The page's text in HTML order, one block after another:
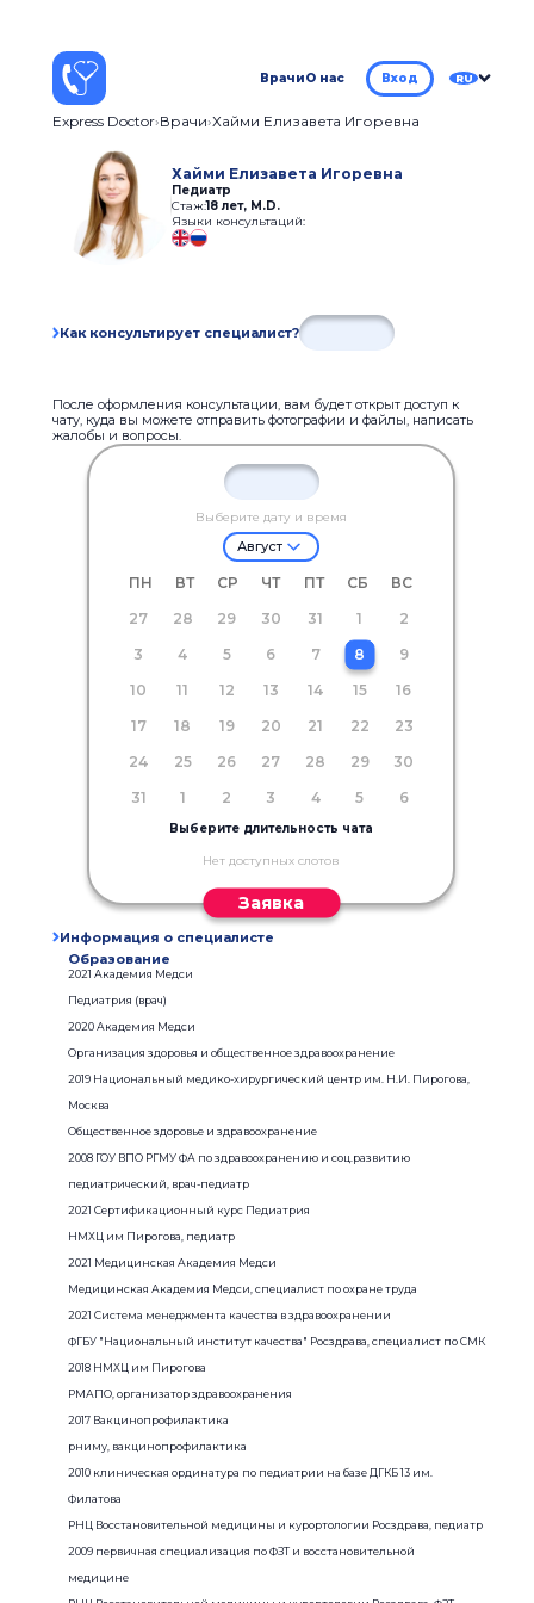
ВрачиО нас Вход RU
Express Doctor Врачи Хайми Елизавета Игоревна
Хайми Елизавета Игоревна
Педиатр
Стаж:18 лет, М.D.
Языки консультаций:
Как консультирует специалист?
После оформления консультации, вам будет открыт доступ к
чату, куда вы можете отправить фотографии и файлы, написать
жалобы и вопросы.
Выберите дату и время
Август
ПН ВТ СР ЧТ ПТ СБ
ВС
27
28 29 30 31 1
2
3
4 5 6 7 8
9
10
11 12 13 14 15
16
17
18 19 20 21 22
23
24
25 26 27 28 29
30
31
1 2 3 4 5 6
Выберите длительность чата
Нет доступных слотов
Заявка
Информация о специалисте
Образование
2021 Академия Медси
Педиатрия (врач)
2020 Академия Медси
Организация здоровья и общественное здравоохранение
2019 Национальный медико-хирургический центр им. Н.И. Пирогова,
Москва
Общественное здоровье и здравоохранение
2008 ГОУ ВПО РГМУ ФА по здравоохранению и соц.развитию
педиатрический, врач-педиатр
2021 Сертификационный курс Педиатрия
НМХЦ им Пирогова, педиатр
2021 Медицинская Академия Медси
Медицинская Академия Медси, специалист по охране труда
2021 Система менеджмента качества в здравоохранении
ФГБУ "Национальный институт качества" Росздрава, специалист по СМК
2018 НМХЦ им Пирогова
РМАПО, организатор здравоохранения
2017 Вакцинопрофилактика
рниму, вакцинопрофилактика
2010 клиническая ординатура по педиатрии на базе ДГКБ 13 им.
Филатова
РНЦ Восстановительной медицины и курортологии Росздрава, педиатр
2009 первичная специализация по ФЗТ и восстановительной
медицине